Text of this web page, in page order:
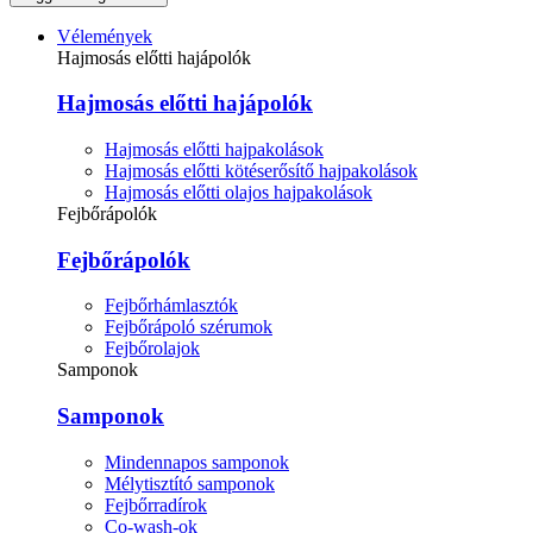
Vélemények
Hajmosás előtti hajápolók
Hajmosás előtti hajápolók
Hajmosás előtti hajpakolások
Hajmosás előtti kötéserősítő hajpakolások
Hajmosás előtti olajos hajpakolások
Fejbőrápolók
Fejbőrápolók
Fejbőrhámlasztók
Fejbőrápoló szérumok
Fejbőrolajok
Samponok
Samponok
Mindennapos samponok
Mélytisztító samponok
Fejbőrradírok
Co-wash-ok